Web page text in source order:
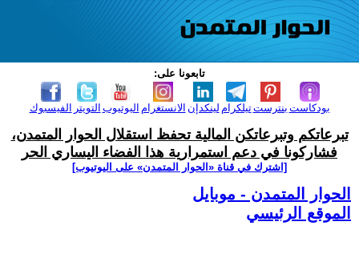
تابعونا على:
الفيسبوك التويتر اليوتيوب الانستغرام لينكدإن تيلكرامبنترست بودكاست
تبرعاتكم وتبرعاتكن المالية تحفظ استقلال الحوار المتمدن،
فشاركونا في دعم استمرارية هذا الفضاء اليساري الحر
[اشترك في قناة ‫«الحوار المتمدن» على اليوتيوب]
الحوار المتمدن - موبايل
الموقع الرئيسي